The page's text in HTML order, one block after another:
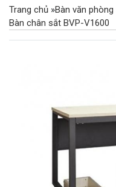
Trang chủ »Bàn văn phòng
Bàn chân sắt BVP-V1600